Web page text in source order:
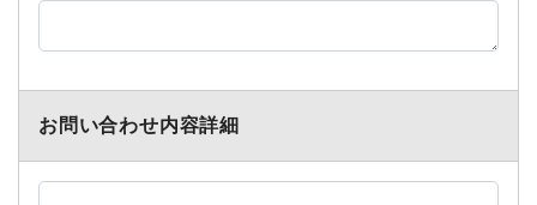
お問い合わせ内容詳細